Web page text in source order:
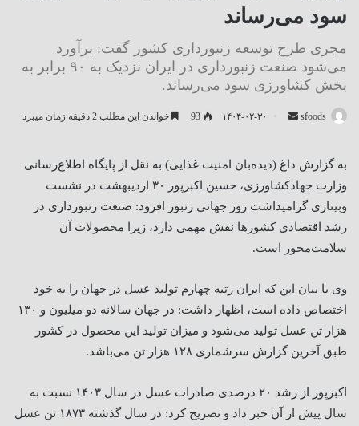
سود می‌رساند
مجری طرح توسعه زنبورداری کشور گفت: برآورد
می‌شود صنعت زنبورداری در ایران نزدیک به ۹۰ برابر به
بخش کشاورزی سود می‌رساند.
sfoods
ارسال۱۴۰۴-۰۲-۳۰ 93 خواندن این مطلب 2 دقیقه زمان میبرد
به گزارش داغ (دیده‌بان امنیت غذایی) به نقل از پایگاه اطلاع‌رسانی
وزارت جهادکشاورزی، حسین اکبرپور ۳۰ اردیبهشت در نشست
وبیناری گرامیداشت روز جهانی زنبور افزود: صنعت زنبورداری در
رشد اقتصادی کشورها نقش مهمی دارد، زیرا محصولات آن
سلامت‌محور است.
وی با بیان این که ایران رتبه چهارم تولید عسل در جهان را به خود
اختصاص داده است، اظهار داشت: در جهان سالانه دو میلیون و ۱۳۰
هزار تن عسل تولید می‌شود و میزان تولید این محصول در کشور
طبق آخرین گزارش سرشماری ۱۲۸ هزار تن می‌باشد.
اکبرپور از رشد ۲۰ درصدی صادرات عسل در سال ۱۴۰۳ نسبت به
سال پیش از آن خبر داد و تصریح کرد: در سال گذشته ۱۸۷۳ تن عسل